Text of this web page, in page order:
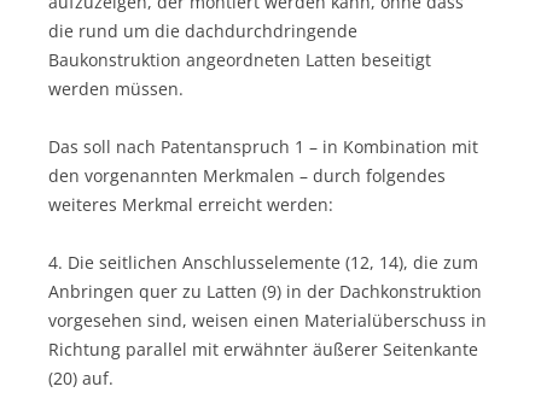
die rund um die dachdurchdringende
Baukonstruktion angeordneten Latten beseitigt
werden müssen.
Das soll nach Patentanspruch 1 – in Kombination mit
den vorgenannten Merkmalen – durch folgendes
weiteres Merkmal erreicht werden:
4. Die seitlichen Anschlusselemente (12, 14), die zum
Anbringen quer zu Latten (9) in der Dachkonstruktion
vorgesehen sind, weisen einen Materialüberschuss in
Richtung parallel mit erwähnter äußerer Seitenkante
(20) auf.